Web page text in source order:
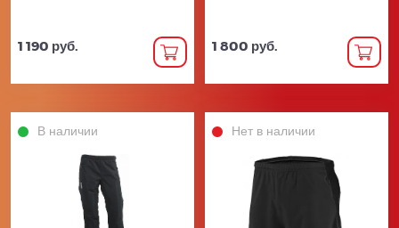
1 190 руб. 1 800 руб.
В наличии Нет в наличии